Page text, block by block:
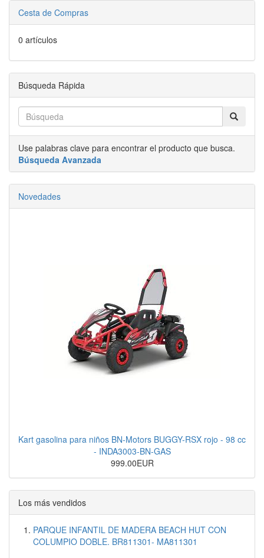
Cesta de Compras
0 artículos
Búsqueda Rápida
Use palabras clave para encontrar el producto que busca.
Búsqueda Avanzada
Novedades
Kart gasolina para niños BN-Motors BUGGY-RSX rojo - 98 cc
- INDA3003-BN-GAS
999.00EUR
Los más vendidos
PARQUE INFANTIL DE MADERA BEACH HUT CON
COLUMPIO DOBLE. BR811301- MA811301